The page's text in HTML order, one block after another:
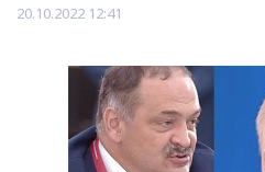
20.10.2022 12:41